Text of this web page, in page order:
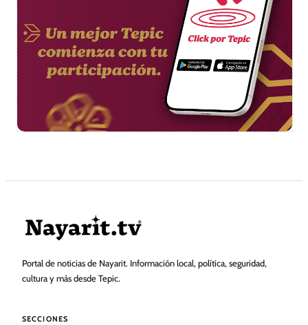
Portal de noticias de Nayarit. Información local, política, seguridad,
cultura y más desde Tepic.
SECCIONES